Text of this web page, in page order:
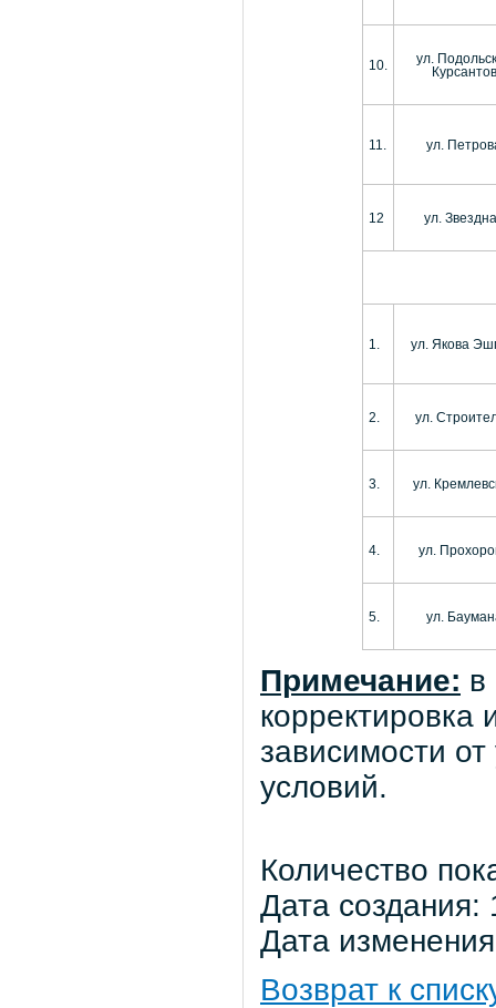
10.
ул.
Курсантов
11. ул.
12 ул.
1. ул. Якова
2. ул.
3. ул.
4. ул.
5. ул.
Примечание: в
корректировка
зависимости
условий.
Количество
Дата
Дата
Возврат к